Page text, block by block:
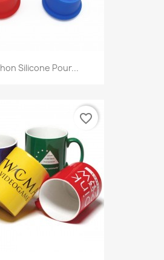
Silicone Pour...
favorite_border